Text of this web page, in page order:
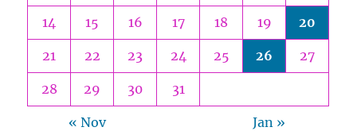
14 15 16 17 18 19 20
21 22 23 24 25 26 27
28 29 30 31
« Nov Jan »